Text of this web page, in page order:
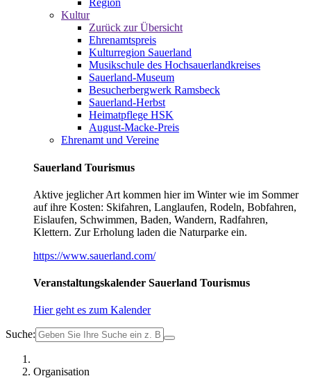
Region
Kultur
Zurück zur Übersicht
Ehrenamtspreis
Kulturregion Sauerland
Musikschule des Hochsauerlandkreises
Sauerland-Museum
Besucherbergwerk Ramsbeck
Sauerland-Herbst
Heimatpflege HSK
August-Macke-Preis
Ehrenamt und Vereine
Sauerland Tourismus
Aktive jeglicher Art kommen hier im Winter wie im Sommer
auf ihre Kosten: Skifahren, Langlaufen, Rodeln, Bobfahren,
Eislaufen, Schwimmen, Baden, Wandern, Radfahren,
Klettern. Zur Erholung laden die Naturparke ein.
https://www.sauerland.com/
Veranstaltungskalender Sauerland Tourismus
Hier geht es zum Kalender
Suche:
Organisation